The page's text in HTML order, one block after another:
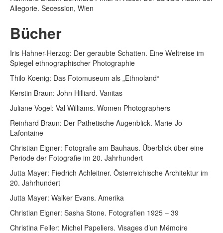
Allegorie. Secession, Wien
Bücher
Iris Hahner-Herzog: Der geraubte Schatten. Eine Weltreise im
Spiegel ethnographischer Photographie
Thilo Koenig: Das Fotomuseum als „Ethnoland“
Kerstin Braun: John Hilliard. Vanitas
Juliane Vogel: Val Williams. Women Photographers
Reinhard Braun: Der Pathetische Augenblick. Marie-Jo
Lafontaine
Christian Eigner: Fotografie am Bauhaus. Überblick über eine
Periode der Fotografie im 20. Jahrhundert
Jutta Mayer: Fiedrich Achleitner. Österreichische Architektur im
20. Jahrhundert
Jutta Mayer: Walker Evans. Amerika
Christian Eigner: Sasha Stone. Fotografien 1925 – 39
Christina Feller: Michel Papeliers. Visages d’un Mémoire